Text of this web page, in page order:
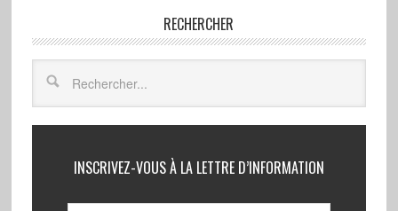
RECHERCHER
INSCRIVEZ-VOUS À LA LETTRE D’INFORMATION